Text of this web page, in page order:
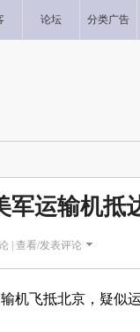
论坛 分类广告
军运输机抵
| 查看/发表评论
机飞抵北京，疑似